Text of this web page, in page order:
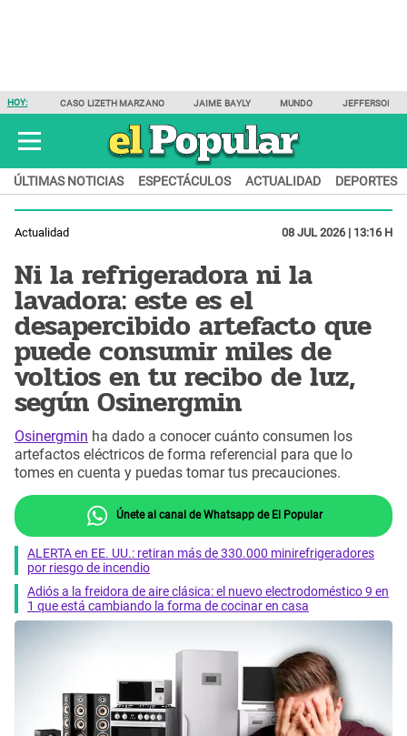
HOY: CASO LIZETH MARZANO JAIME BAYLY MUNDO JEFFERSON
ÚLTIMAS NOTICIAS ESPECTÁCULOS ACTUALIDAD DEPORTES
Actualidad 08 JUL 2026 | 13:16 H
Ni la refrigeradora ni la
lavadora: este es el
desapercibido artefacto que
puede consumir miles de
voltios en tu recibo de luz,
según Osinergmin
Osinergmin ha dado a conocer cuánto consumen los
artefactos eléctricos de forma referencial para que lo
tomes en cuenta y puedas tomar tus precauciones.
Únete al canal de Whatsapp de El Popular
ALERTA en EE. UU.: retiran más de 330.000 minirefrigeradores
por riesgo de incendio
Adiós a la freidora de aire clásica: el nuevo electrodoméstico 9 en
1 que está cambiando la forma de cocinar en casa